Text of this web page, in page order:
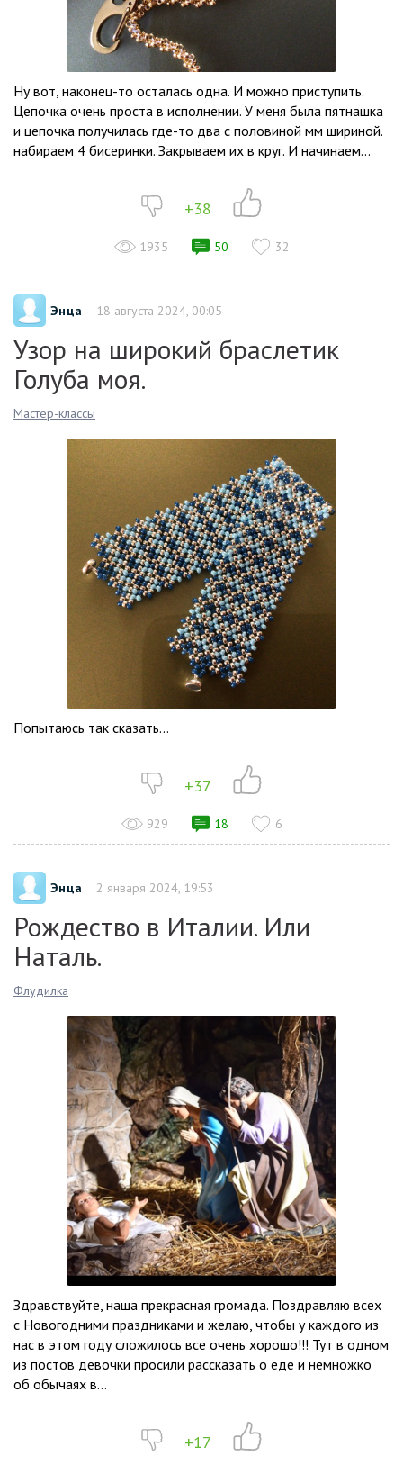
Ну вот, наконец-то осталась одна. И можно приступить.
Цепочка очень проста в исполнении. У меня была пятнашка
и цепочка получилась где-то два с половиной мм шириной.
набираем 4 бисеринки. Закрываем их в круг. И начинаем...
+38
1935 50 32
Энца 18 августа 2024, 00:05
Узор на широкий браслетик
Голуба моя.
Мастер-классы
Попытаюсь так сказать...
+37
929 18 6
Энца 2 января 2024, 19:53
Рождество в Италии. Или
Наталь.
Флудилка
Здравствуйте, наша прекрасная громада. Поздравляю всех
с Новогодними праздниками и желаю, чтобы у каждого из
нас в этом году сложилось все очень хорошо!!! Тут в одном
из постов девочки просили рассказать о еде и немножко
об обычаях в...
+17